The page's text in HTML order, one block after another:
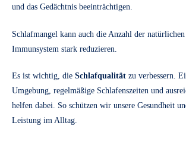
und das Gedächtnis beeinträchtigen.
Schlafmangel kann auch die Anzahl der
Immunsystem stark reduzieren.
Es ist wichtig, die Schlafqualität zu verbessern.
Umgebung, regelmäßige Schlafenszeiten und
helfen dabei. So schützen wir unsere Gesundheit
Leistung im Alltag.